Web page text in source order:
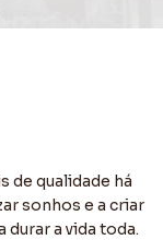
de qualidade há
sonhos e a criar
a vida toda.